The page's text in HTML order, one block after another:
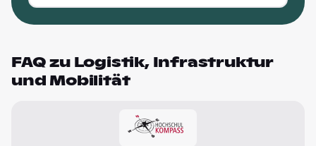
FAQ zu Logistik, Infrastruktur
und Mobilität